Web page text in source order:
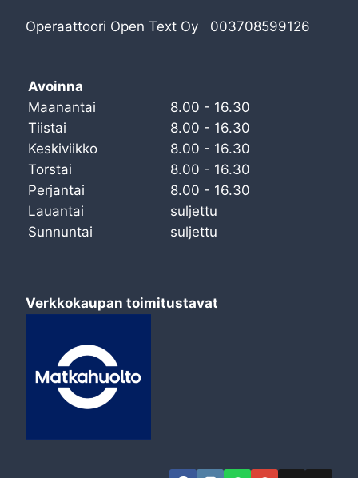
Operaattoori Open Text Oy 003708599126
Avoinna
Maanantai
8.00 - 16.30
Tiistai
8.00 - 16.30
Keskiviikko
8.00 - 16.30
Torstai
8.00 - 16.30
Perjantai
8.00 - 16.30
Lauantai
suljettu
Sunnuntai
suljettu
Verkkokaupan toimitustavat